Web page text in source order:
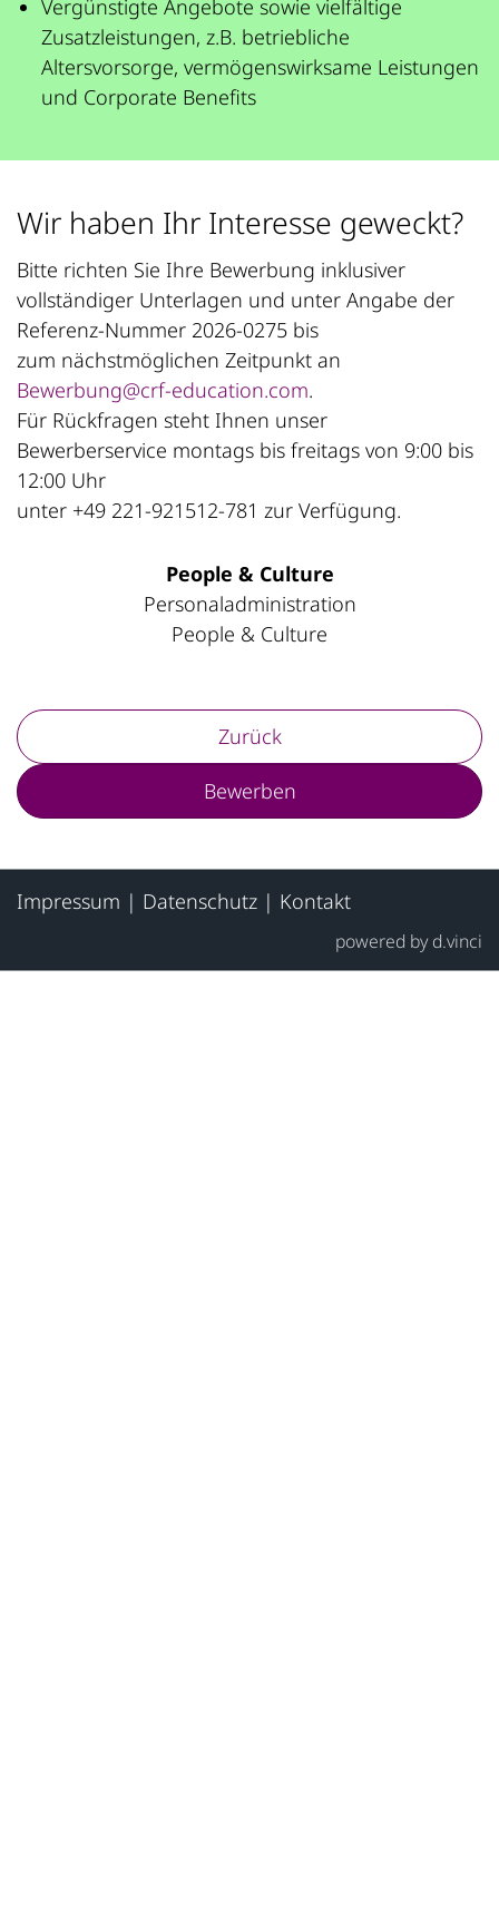
Vergünstigte Angebote sowie vielfältige
Zusatzleistungen, z.B. betriebliche
Altersvorsorge, vermögenswirksame Leistungen
und Corporate Benefits
Wir haben Ihr Interesse geweckt?
Bitte richten Sie Ihre Bewerbung inklusiver
vollständiger Unterlagen und unter Angabe der
Referenz-Nummer 2026-0275 bis
zum nächstmöglichen Zeitpunkt an
Bewerbung@crf-education.com.
Für Rückfragen steht Ihnen unser
Bewerberservice montags bis freitags von 9:00 bis
12:00 Uhr
unter +49 221-921512-781 zur Verfügung.
People & Culture
Personaladministration
People & Culture
Zurück
Bewerben
Impressum | Datenschutz | Kontakt
powered byd.vinci